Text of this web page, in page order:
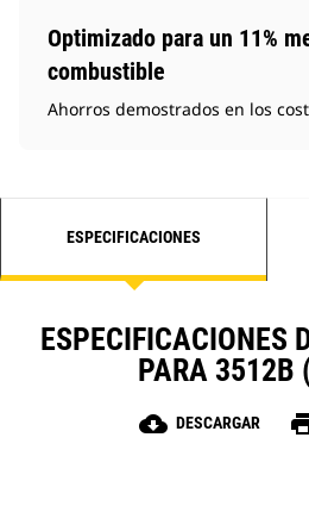
Optimizado para un 11%
combustible
Ahorros demostrados en los
ESPECIFICACIONES
ESPECIFICACIONES
PARA 3512B
cloud_download DESCARGAR